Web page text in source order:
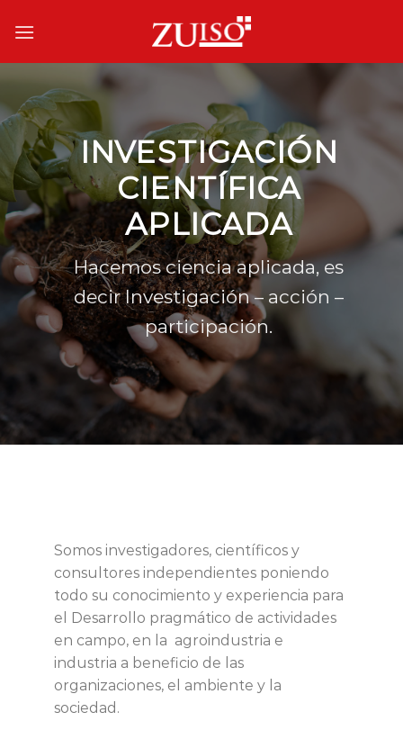
INVESTIGACIÓN
CIENTÍFICA
APLICADA
Hacemos ciencia aplicada, es
decir Investigación – acción –
participación.
Somos investigadores, científicos y
consultores independientes poniendo
todo su conocimiento y experiencia para
el Desarrollo pragmático de actividades
en campo, en la agroindustria e
industria a beneficio de las
organizaciones, el ambiente y la
sociedad.